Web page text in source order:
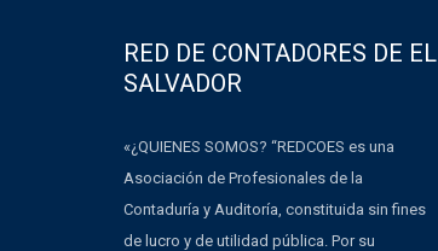
RED DE CONTADORES DE EL
SALVADOR
«¿QUIENES SOMOS? “REDCOES es una
Asociación de Profesionales de la
Contaduría y Auditoría, constituida sin fines
de lucro y de utilidad pública. Por su